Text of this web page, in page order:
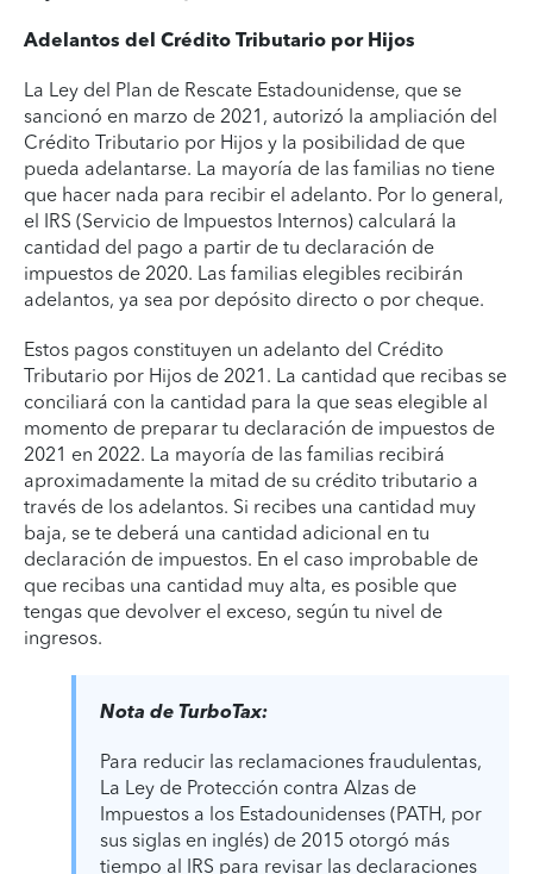
Adelantos del Crédito Tributario por Hijos
La Ley del Plan de Rescate Estadounidense, que se
sancionó en marzo de 2021, autorizó la ampliación del
Crédito Tributario por Hijos y la posibilidad de que
pueda adelantarse. La mayoría de las familias no tiene
que hacer nada para recibir el adelanto. Por lo general,
el IRS (Servicio de Impuestos Internos) calculará la
cantidad del pago a partir de tu declaración de
impuestos de 2020. Las familias elegibles recibirán
adelantos, ya sea por depósito directo o por cheque.
Estos pagos constituyen un adelanto del Crédito
Tributario por Hijos de 2021. La cantidad que recibas se
conciliará con la cantidad para la que seas elegible al
momento de preparar tu declaración de impuestos de
2021 en 2022. La mayoría de las familias recibirá
aproximadamente la mitad de su crédito tributario a
través de los adelantos. Si recibes una cantidad muy
baja, se te deberá una cantidad adicional en tu
declaración de impuestos. En el caso improbable de
que recibas una cantidad muy alta, es posible que
tengas que devolver el exceso, según tu nivel de
ingresos.
Nota de TurboTax:
Para reducir las reclamaciones fraudulentas,
La Ley de Protección contra Alzas de
Impuestos a los Estadounidenses (PATH, por
sus siglas en inglés) de 2015 otorgó más
tiempo al IRS para revisar las declaraciones